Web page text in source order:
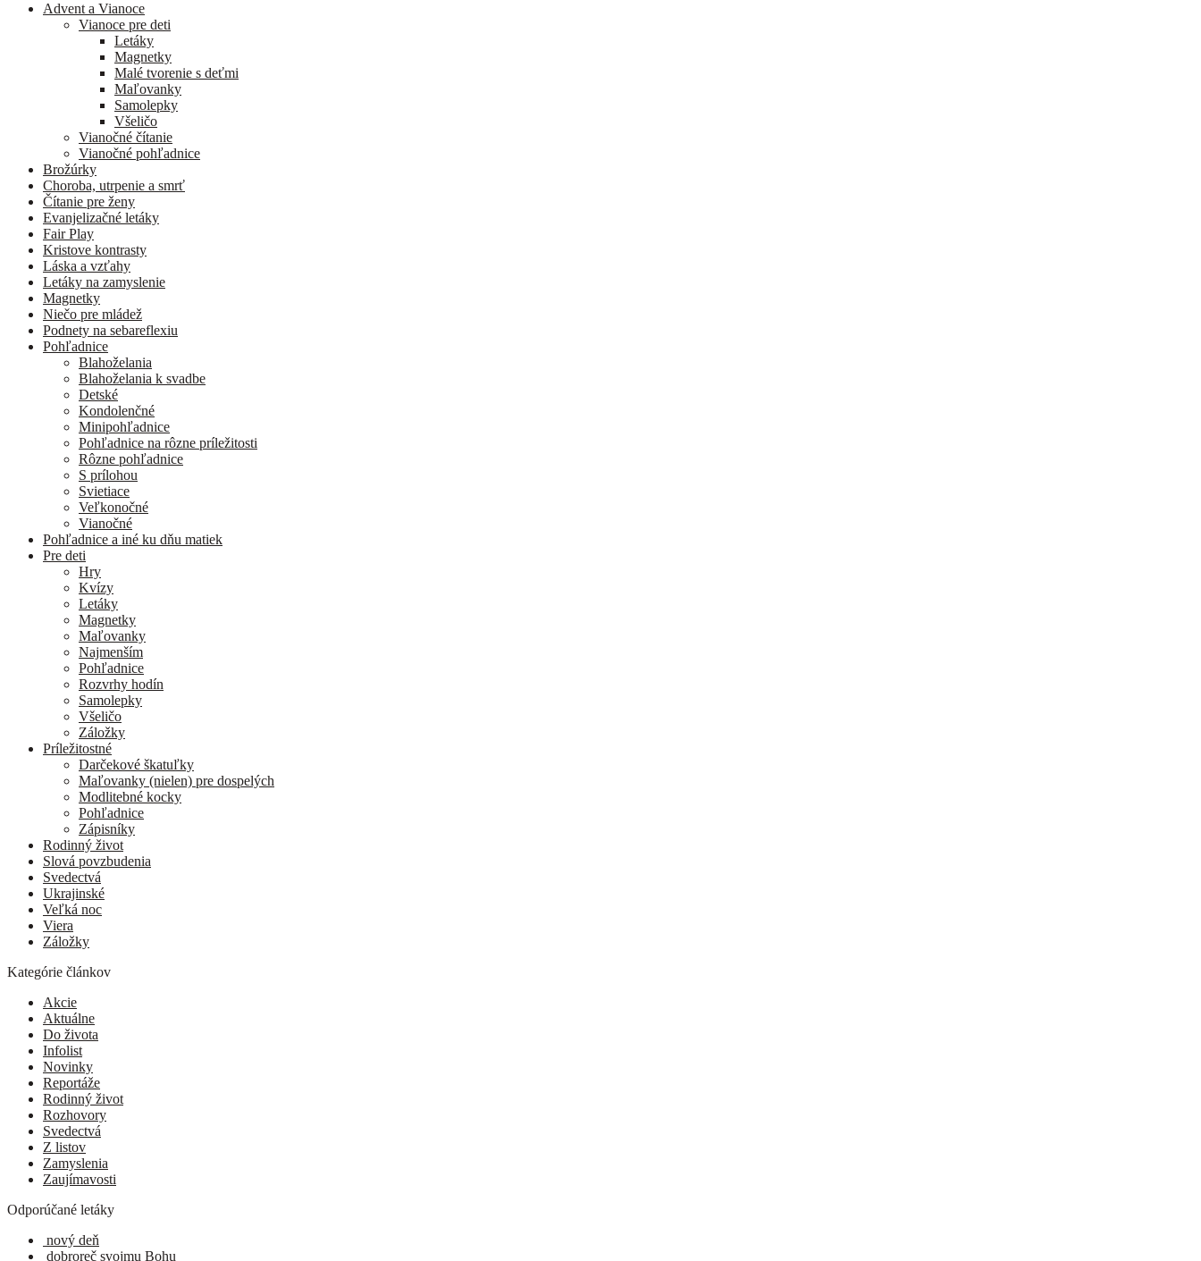
Advent a Vianoce
Vianoce pre deti
Letáky
Magnetky
Malé tvorenie s deťmi
Maľovanky
Samolepky
Všeličo
Vianočné čítanie
Vianočné pohľadnice
Brožúrky
Choroba, utrpenie a smrť
Čítanie pre ženy
Evanjelizačné letáky
Fair Play
Kristove kontrasty
Láska a vzťahy
Letáky na zamyslenie
Magnetky
Niečo pre mládež
Podnety na sebareflexiu
Pohľadnice
Blahoželania
Blahoželania k svadbe
Detské
Kondolenčné
Minipohľadnice
Pohľadnice na rôzne príležitosti
Rôzne pohľadnice
S prílohou
Svietiace
Veľkonočné
Vianočné
Pohľadnice a iné ku dňu matiek
Pre deti
Hry
Kvízy
Letáky
Magnetky
Maľovanky
Najmenším
Pohľadnice
Rozvrhy hodín
Samolepky
Všeličo
Záložky
Príležitostné
Darčekové škatuľky
Maľovanky (nielen) pre dospelých
Modlitebné kocky
Pohľadnice
Zápisníky
Rodinný život
Slová povzbudenia
Svedectvá
Ukrajinské
Veľká noc
Viera
Záložky
Kategórie článkov
Akcie
Aktuálne
Do života
Infolist
Novinky
Reportáže
Rodinný život
Rozhovory
Svedectvá
Z listov
Zamyslenia
Zaujímavosti
Odporúčané letáky
nový deň
dobroreč svojmu Bohu